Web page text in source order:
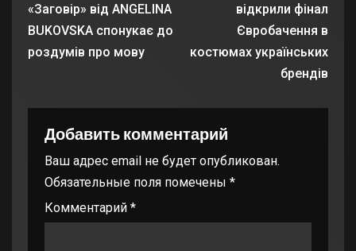
«Заговір» від ANGELINA
BUKOVSKA спонукає до
роздумів про мову
відкрили фінал
Євробачення в
костюмах українських
брендів
Добавить комментарий
Ваш адрес email не будет опубликован.
Обязательные поля помечены *
Комментарий *